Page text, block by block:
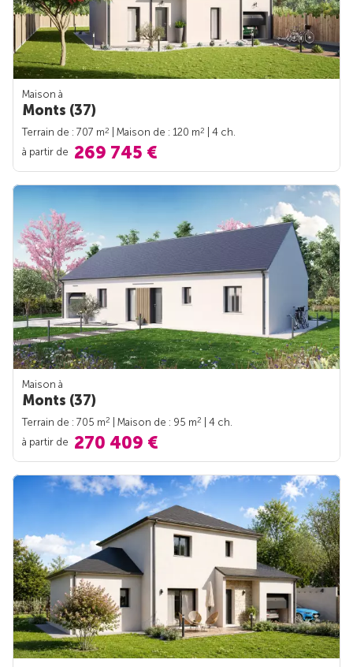
Maison à
Monts (37)
Terrain de : 707 m2 | Maison de : 120 m2
| 4 ch.
à partir de 269 745 €
Maison à
Monts (37)
Terrain de : 705 m2 | Maison de : 95 m2
| 4 ch.
à partir de 270 409 €